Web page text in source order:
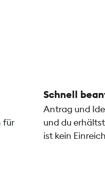
für
Schnell
Antrag und
und du
ist kein